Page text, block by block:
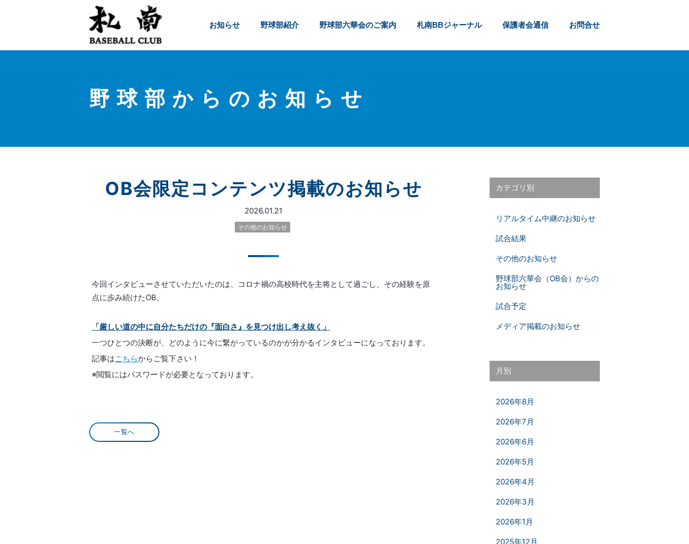
お知らせ 野球部紹介 野球部六華会のご案内 札南BBジャーナル 保護者会通信 お問合せ
野球部からのお知らせ
OB会限定コンテンツ掲載のお知らせ
2026.01.21
その他のお知らせ
今回インタビューさせていただいたのは、コロナ禍の高校時代を主将として過ごし、その経験を原
点に歩み続けたOB。
「厳しい道の中に自分たちだけの『面白さ』を見つけ出し考え抜く」
一つひとつの決断が、どのように今に繋がっているのかが分かるインタビューになっております。
記事はこちらからご覧下さい！
※閲覧にはパスワードが必要となっております。
一覧へ
カテゴリ別
リアルタイム中継のお知らせ
試合結果
その他のお知らせ
野球部六華会（OB会）からの
お知らせ
試合予定
メディア掲載のお知らせ
月別
2026年8月
2026年7月
2026年6月
2026年5月
2026年4月
2026年3月
2026年1月
2025年12月